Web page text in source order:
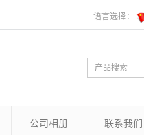
语言选择：
公司相册 联系我们